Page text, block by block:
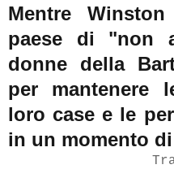
Mentre
paese di "non
donne della
per mantenere
loro case e le
in un momento